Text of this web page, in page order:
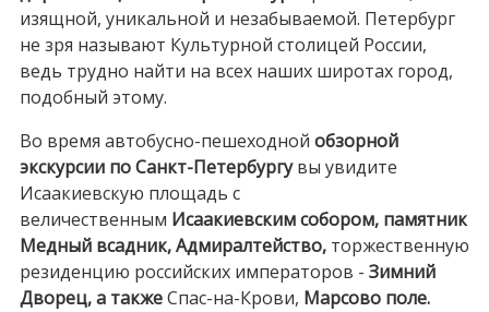
изящной, уникальной и незабываемой. Петербург
не зря называют Культурной столицей России,
ведь трудно найти на всех наших широтах город,
подобный этому.
Во время автобусно-пешеходной обзорной
экскурсии по Санкт-Петербургувы увидите
Исаакиевскую площадь с
величественным Исаакиевским собором, памятник
Медный всадник, Адмиралтейство,торжественную
резиденцию российских императоров - Зимний
Дворец, а такжеСпас-на-Крови, Марсово поле.